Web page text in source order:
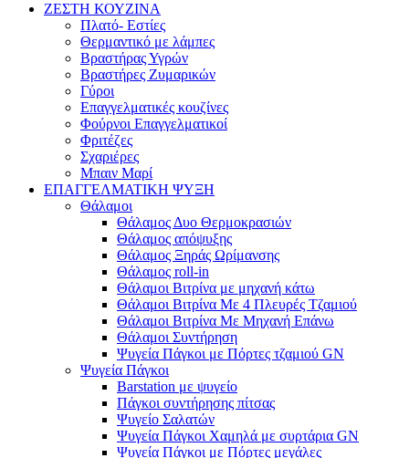
ΖΕΣΤΗ ΚΟΥΖΙΝΑ
Πλατό- Εστίες
Θερμαντικό με λάμπες
Βραστήρας Υγρών
Βραστήρες Ζυμαρικών
Γύροι
Επαγγελματικές κουζίνες
Φούρνοι Επαγγελματικοί
Φριτέζες
Σχαριέρες
Μπαιν Μαρί
ΕΠΑΓΓΕΛΜΑΤΙΚΗ ΨΥΞΗ
Θάλαμοι
Θάλαμος Δυο Θερμοκρασιών
Θάλαμος απόψυξης
Θάλαμος Ξηράς Ωρίμανσης
Θάλαμος roll-in
Θάλαμοι Βιτρίνα με μηχανή κάτω
Θάλαμοι Βιτρίνα Με 4 Πλευρές Τζαμιού
Θάλαμοι Βιτρίνα Με Μηχανή Επάνω
Θάλαμοι Συντήρηση
Ψυγεία Πάγκοι με Πόρτες τζαμιού GN
Ψυγεία Πάγκοι
Barstation με ψυγείο
Πάγκοι συντήρησης πίτσας
Ψυγείο Σαλατών
Ψυγεία Πάγκοι Χαμηλά με συρτάρια GN
Ψυγεία Πάγκοι με Πόρτες μεγάλες